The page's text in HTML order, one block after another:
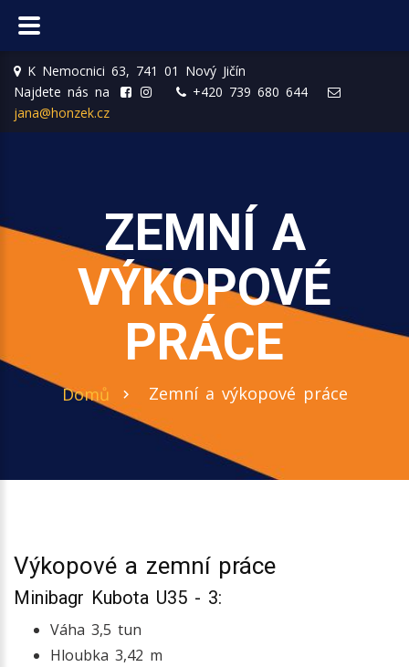
K Nemocnici 63, 741 01 Nový Jičín
Najdete nás na
+420 739 680 644
jana@honzek.cz
ZEMNÍ A
VÝKOPOVÉ
PRÁCE
Domů Zemní a výkopové práce
Výkopové a zemní práce
Minibagr Kubota U35 - 3:
Váha 3,5 tun
Hloubka 3,42 m